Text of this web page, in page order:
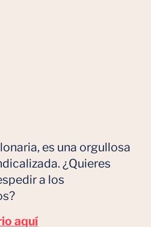
es una orgullosa
¿Quieres
a los
aquí